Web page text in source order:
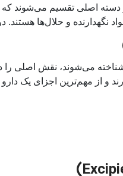
دسته اصلی تقسیم می‌شوند که
نگهدارنده و حلال‌ها هستند.
می‌شوند، نقش اصلی را
و از مهم‌ترین اجزای یک